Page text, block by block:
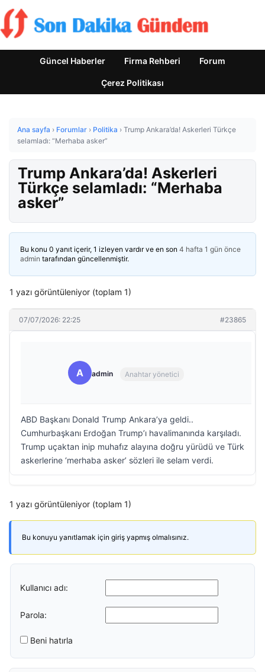
Güncel Haberler Firma Rehberi Forum
Çerez Politikası
Ana sayfa › Forumlar › Politika › Trump Ankara’da! Askerleri Türkçe
selamladı: “Merhaba asker”
Trump Ankara’da! Askerleri
Türkçe selamladı: “Merhaba
asker”
Bu konu 0 yanıt içerir, 1 izleyen vardır ve en son 4 hafta 1 gün önce
admin tarafından güncellenmiştir.
1 yazı görüntüleniyor (toplam 1)
07/07/2026: 22:25 #23865
A admin Anahtar yönetici
ABD Başkanı Donald Trump Ankara’ya geldi..
Cumhurbaşkanı Erdoğan Trump’ı havalimanında karşıladı.
Trump uçaktan inip muhafız alayına doğru yürüdü ve Türk
askerlerine ‘merhaba asker’ sözleri ile selam verdi.
1 yazı görüntüleniyor (toplam 1)
Bu konuyu yanıtlamak için giriş yapmış olmalısınız.
Kullanıcı adı:
Parola:
Beni hatırla